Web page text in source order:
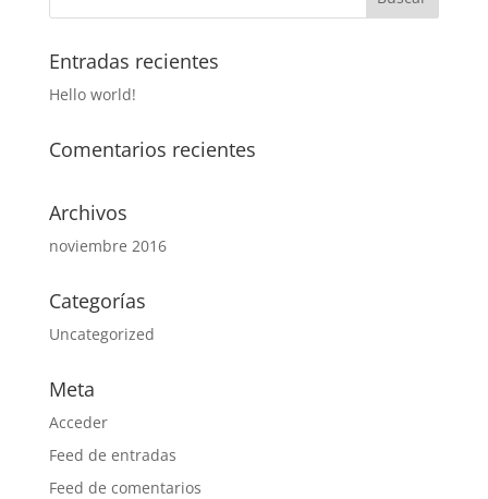
Entradas recientes
Hello world!
Comentarios recientes
Archivos
noviembre 2016
Categorías
Uncategorized
Meta
Acceder
Feed de entradas
Feed de comentarios